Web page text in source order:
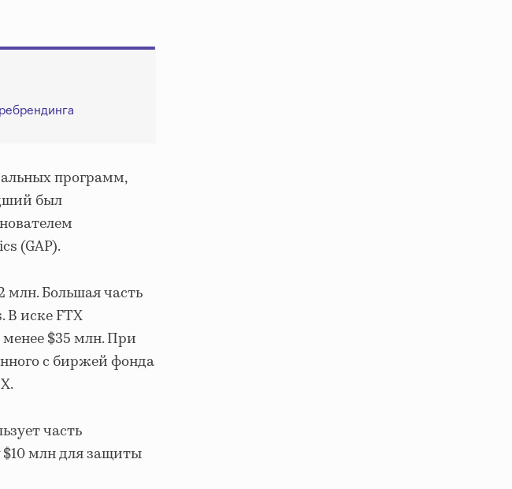
программ,
был
(GAP).
млн. Большая часть
В иске FTX
$35 млн. При
с биржей фонда
часть
млн для защиты